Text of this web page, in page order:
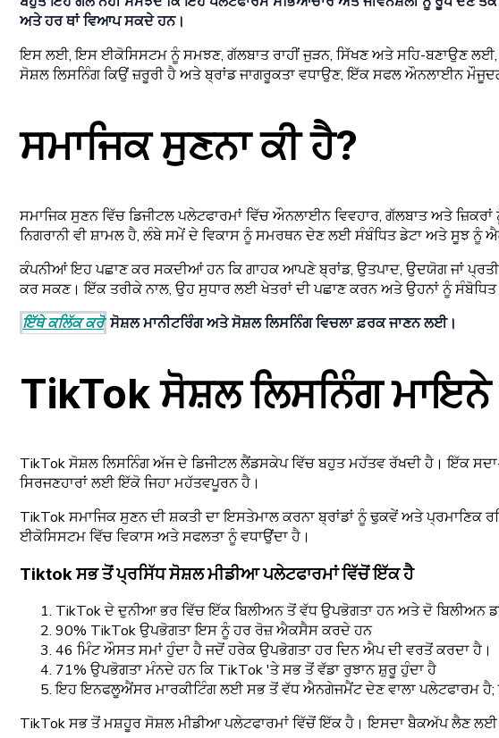
ਅਤੇ ਹਰ ਥਾਂ ਵਿਆਪ ਸਕਦੇ ਹਨ।
ਇਸ ਲਈ, ਇਸ ਈਕੋਸਿਸਟਮ ਨੂੰ ਸਮਝਣ, ਗੱਲਬਾਤ ਰਾਹੀਂ ਜੁੜਨ, ਸਿੱਖਣ ਅਤੇ ਸਹਿ-ਬਣਾਉਣ ਲਈ,
ਸੋਸ਼ਲ ਲਿਸਨਿੰਗ ਕਿਉਂ ਜ਼ਰੂਰੀ ਹੈ ਅਤੇ ਬ੍ਰਾਂਡ ਜਾਗਰੂਕਤਾ ਵਧਾਉਣ, ਇੱਕ ਸਫਲ ਔਨਲਾਈਨ
ਸਮਾਜਿਕ ਸੁਣਨਾ ਕੀ ਹੈ?
ਸਮਾਜਿਕ ਸੁਣਨ ਵਿੱਚ ਡਿਜੀਟਲ ਪਲੇਟਫਾਰਮਾਂ ਵਿੱਚ ਔਨਲਾਈਨ ਵਿਵਹਾਰ, ਗੱਲਬਾਤ ਅਤੇ
ਨਿਗਰਾਨੀ ਵੀ ਸ਼ਾਮਲ ਹੈ, ਲੰਬੇ ਸਮੇਂ ਦੇ ਵਿਕਾਸ ਨੂੰ ਸਮਰਥਨ ਦੇਣ ਲਈ ਸੰਬੰਧਿਤ ਡੇਟਾ ਅਤੇ ਸੂਝ
ਕੰਪਨੀਆਂ ਇਹ ਪਛਾਣ ਕਰ ਸਕਦੀਆਂ ਹਨ ਕਿ ਗਾਹਕ ਆਪਣੇ ਬ੍ਰਾਂਡ, ਉਤਪਾਦ, ਉਦਯੋਗ ਜਾਂ
ਕਰ ਸਕਣ। ਇੱਕ ਤਰੀਕੇ ਨਾਲ, ਉਹ ਸੁਧਾਰ ਲਈ ਖੇਤਰਾਂ ਦੀ ਪਛਾਣ ਕਰਨ ਅਤੇ ਉਹਨਾਂ ਨੂੰ
ਇੱਥੇ ਕਲਿੱਕ ਕਰੋਸੋਸ਼ਲ ਮਾਨੀਟਰਿੰਗ ਅਤੇ ਸੋਸ਼ਲ ਲਿਸਨਿੰਗ ਵਿਚਲਾ ਫ਼ਰਕ ਜਾਣਨ ਲਈ।
TikTok ਸੋਸ਼ਲ ਲਿਸਨਿੰਗ ਮਾਇਨੇ
TikTok ਸੋਸ਼ਲ ਲਿਸਨਿੰਗ ਅੱਜ ਦੇ ਡਿਜੀਟਲ ਲੈਂਡਸਕੇਪ ਵਿੱਚ ਬਹੁਤ ਮਹੱਤਵ ਰੱਖਦੀ ਹੈ। ਇੱਕ
ਸਿਰਜਣਹਾਰਾਂ ਲਈ ਇੱਕੋ ਜਿਹਾ ਮਹੱਤਵਪੂਰਨ ਹੈ।
TikTok ਸਮਾਜਿਕ ਸੁਣਨ ਦੀ ਸ਼ਕਤੀ ਦਾ ਇਸਤੇਮਾਲ ਕਰਨਾ ਬ੍ਰਾਂਡਾਂ ਨੂੰ ਢੁਕਵੇਂ ਅਤੇ
ਈਕੋਸਿਸਟਮ ਵਿੱਚ ਵਿਕਾਸ ਅਤੇ ਸਫਲਤਾ ਨੂੰ ਵਧਾਉਂਦਾ ਹੈ।
Tiktok ਸਭ ਤੋਂ ਪ੍ਰਸਿੱਧ ਸੋਸ਼ਲ ਮੀਡੀਆ ਪਲੇਟਫਾਰਮਾਂ ਵਿੱਚੋਂ ਇੱਕ ਹੈ
TikTok ਦੇ ਦੁਨੀਆ ਭਰ ਵਿੱਚ ਇੱਕ ਬਿਲੀਅਨ ਤੋਂ ਵੱਧ ਉਪਭੋਗਤਾ ਹਨ ਅਤੇ ਦੋ ਬਿਲੀਅਨ
90% TikTok ਉਪਭੋਗਤਾ ਇਸ ਨੂੰ ਹਰ ਰੋਜ਼ ਐਕਸੈਸ ਕਰਦੇ ਹਨ
46 ਮਿੰਟ ਔਸਤ ਸਮਾਂ ਹੁੰਦਾ ਹੈ ਜਦੋਂ ਹਰੇਕ ਉਪਭੋਗਤਾ ਹਰ ਦਿਨ ਐਪ ਦੀ ਵਰਤੋਂ ਕਰਦਾ ਹੈ।
71% ਉਪਭੋਗਤਾ ਮੰਨਦੇ ਹਨ ਕਿ TikTok 'ਤੇ ਸਭ ਤੋਂ ਵੱਡਾ ਰੁਝਾਨ ਸ਼ੁਰੂ ਹੁੰਦਾ ਹੈ
ਇਹ ਇਨਫਲੂਐਂਸਰ ਮਾਰਕੀਟਿੰਗ ਲਈ ਸਭ ਤੋਂ ਵੱਧ ਐਨਗੇਜਮੈਂਟ ਦੇਣ ਵਾਲਾ ਪਲੇਟਫਾਰਮ
TikTok ਸਭ ਤੋਂ ਮਸ਼ਹੂਰ ਸੋਸ਼ਲ ਮੀਡੀਆ ਪਲੇਟਫਾਰਮਾਂ ਵਿੱਚੋਂ ਇੱਕ ਹੈ। ਇਸਦਾ ਬੈਕਅੱਪ ਲੈਣ